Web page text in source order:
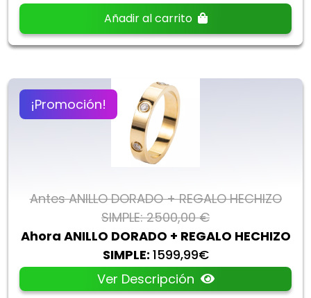
Añadir al carrito
¡Promoción!
Antes ANILLO DORADO + REGALO HECHIZO
SIMPLE: 2500,00 €
Ahora ANILLO DORADO + REGALO HECHIZO
SIMPLE: 1599,99€
Ver Descripción